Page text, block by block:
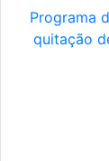
Programa
quitação